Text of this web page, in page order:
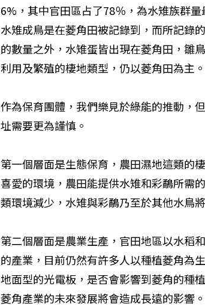
6%，其中官田區占了78％，為水雉族群
水雉成鳥是在菱角田被記錄到，而所記錄
的數量之外，水雉蛋皆出現在菱角田，雛
利用及繁殖的棲地類型，仍以菱角田為主。
作為保育團體，我們樂見於綠能的推動，
址需要更為謹慎。
第一個層面是生態保育，農田濕地這類的
喜愛的環境，農田能提供水雉和彩鷸所需
類環境減少，水雉與彩鷸乃至於其他水鳥
第二個層面是農業生產，官田地區以水稻
的產業，目前仍然有許多人以種植菱角為
地面型的光電板，是否會影響到菱角的種
菱角產業的未來發展將會造成長遠的影響。